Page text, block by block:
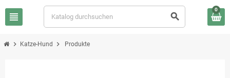
view_headline search
0
chevron_right Katze-Hund chevron_right Produkte